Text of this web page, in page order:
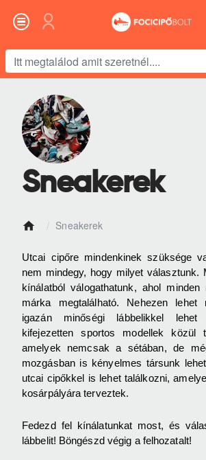
megtalálod
szeretnél....
Sneakerek
o
e
Sneakerek
Utcai cipőre mindenkinek szüksége
nem mindegy, hogy milyet választunk.
kínálatból válogathatunk, ahol minden
márka megtalálható. Nehezen lehet
igazán minőségi lábbelikkel lehet
kifejezetten sportos modellek közül
amelyek nemcsak a sétában, de
mozgásban is kényelmes társunk
utcai cipőkkel is lehet találkozni,
kosárpályára terveztek.
Fedezd fel kínálatunkat most, és
lábbelit! Böngészd végig a felhozatalt!